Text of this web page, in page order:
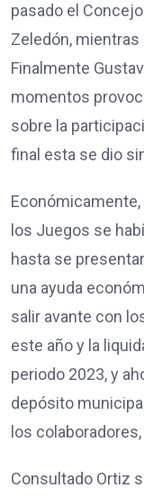
pasado el
Zeledón,
Finalmente
momentos
sobre la
final esta se dio
los Juegos se
hasta se
una ayuda
salir avante con
este año y la
periodo 2023, y
depósito
los
Consultado Ortiz